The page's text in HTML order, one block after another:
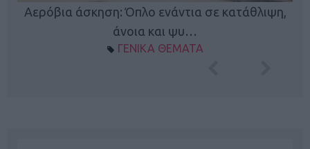
Αερόβια άσκηση: Όπλο ενάντια σε κατάθλιψη,
άνοια και ψυ…
ΓΕΝΙΚΑ ΘΕΜΑΤΑ